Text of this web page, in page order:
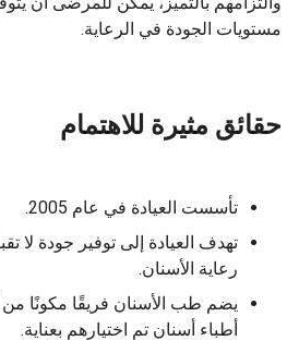
مستويات الجودة في الرعاية.
حقائق مثيرة للاهتمام
تأسست العيادة في عام 2005.
تهدف العيادة إلى توفير جودة لا
رعاية الأسنان.
أطباء أسنان تم اختيارهم بعناية.